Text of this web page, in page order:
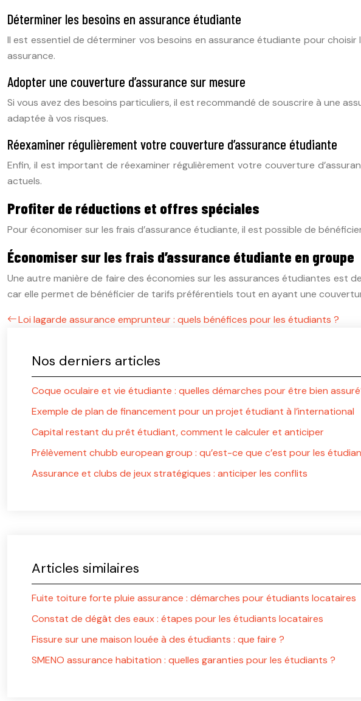
Déterminer les besoins en assurance étudiante
Il est essentiel de déterminer vos besoins en assurance étudiante pour
assurance.
Adopter une couverture d’assurance sur mesure
Si vous avez des besoins particuliers, il est recommandé de souscrire à une
adaptée à vos risques.
Réexaminer régulièrement votre couverture d’assurance étudiante
Enfin, il est important de réexaminer régulièrement votre couverture
actuels.
Profiter de réductions et offres spéciales
Pour économiser sur les frais d’assurance étudiante, il est possible de
Économiser sur les frais d’assurance étudiante en groupe
Une autre manière de faire des économies sur les assurances étudiantes est
car elle permet de bénéficier de tarifs préférentiels tout en ayant une
Loi lagarde assurance emprunteur : quels bénéfices pour les étudiants ?
Nos derniers articles
Coque oculaire et vie étudiante : quelles démarches pour être bien
Exemple de plan de financement pour un projet étudiant à l’international
Capital restant du prêt étudiant, comment le calculer et anticiper
Prélèvement chubb european group : qu’est-ce que c’est pour les
Assurance et clubs de jeux stratégiques : anticiper les conflits
Articles similaires
Fuite toiture forte pluie assurance : démarches pour étudiants locataires
Constat de dégât des eaux : étapes pour les étudiants locataires
Fissure sur une maison louée à des étudiants : que faire ?
SMENO assurance habitation : quelles garanties pour les étudiants ?